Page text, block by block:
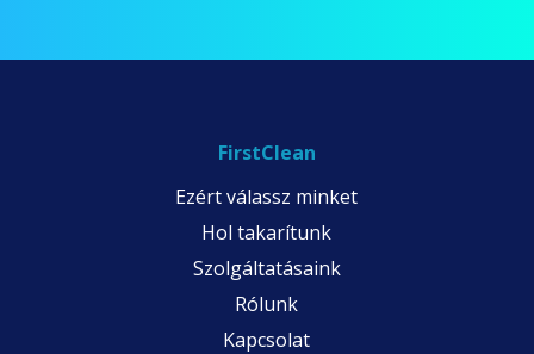
FirstClean
Ezért válassz minket
Hol takarítunk
Szolgáltatásaink
Rólunk
Kapcsolat